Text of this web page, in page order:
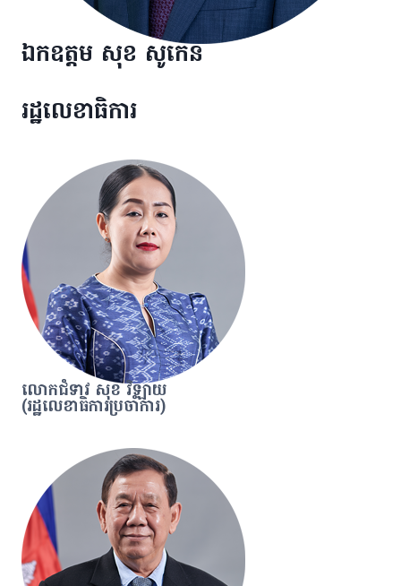
ឯកឧត្តម សុខ សូកេន
រដ្ឋលេខាធិការ
លោកជំទាវ សុខ វិឡាយ
(រដ្ឋលេខាធិការប្រចាំការ)